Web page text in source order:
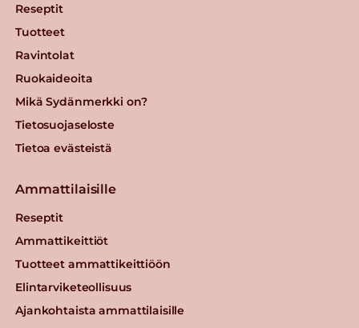
Reseptit
Tuotteet
Ravintolat
Ruokaideoita
Mikä Sydänmerkki on?
Tietosuojaseloste
Tietoa evästeistä
Ammattilaisille
Reseptit
Ammattikeittiöt
Tuotteet ammattikeittiöön
Elintarviketeollisuus
Ajankohtaista ammattilaisille